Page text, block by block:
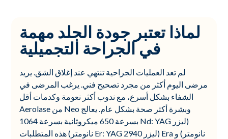
لماذا تعتبر جودة الجلد مهمة
في الجراحة التجميلية
لم تعد العمليات الجراحية تنتهي عند إغلاق الشق. يريد
مرضى اليوم أكثر من مجرد تصحيح فني. يرغب المرضى في
الشفاء بشكل أسرع، مع ندوب أكثر نعومة وكدمات أقل
وبشرة أكثر صحة بشكل عام. يعالج Neo من Aerolase
(ليزر Nd: YAG بسرعة 650 ميكروثانية بسرعة 1064
نانومتر) و Era (ليزر Er: YAG 2940 نانومتر) هذه المتطلبات